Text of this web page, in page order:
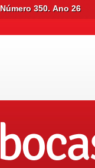
Número 350. Ano 26